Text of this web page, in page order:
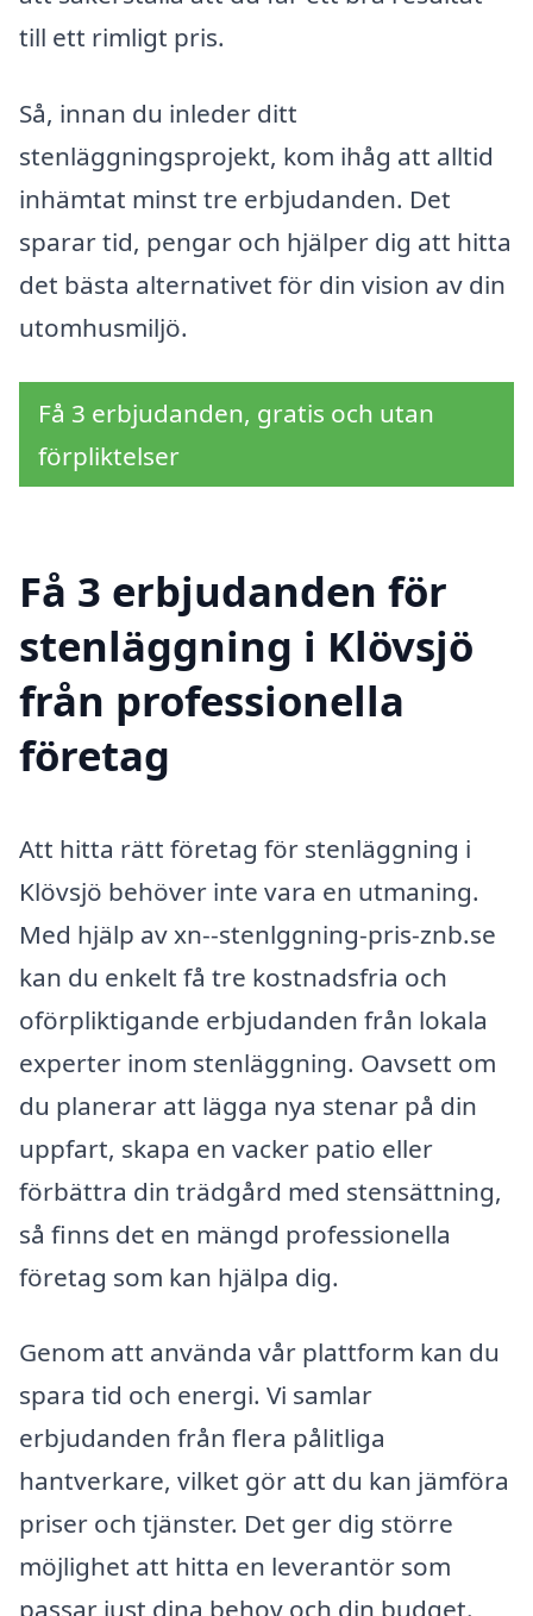
till ett rimligt pris.
Så, innan du inleder ditt
stenläggningsprojekt, kom ihåg att alltid
inhämtat minst tre erbjudanden. Det
sparar tid, pengar och hjälper dig att hitta
det bästa alternativet för din vision av din
utomhusmiljö.
Få 3 erbjudanden, gratis och utan
förpliktelser
Få 3 erbjudanden för
stenläggning i Klövsjö
från professionella
företag
Att hitta rätt företag för stenläggning i
Klövsjö behöver inte vara en utmaning.
Med hjälp av xn--stenlggning-pris-znb.se
kan du enkelt få tre kostnadsfria och
oförpliktigande erbjudanden från lokala
experter inom stenläggning. Oavsett om
du planerar att lägga nya stenar på din
uppfart, skapa en vacker patio eller
förbättra din trädgård med stensättning,
så finns det en mängd professionella
företag som kan hjälpa dig.
Genom att använda vår plattform kan du
spara tid och energi. Vi samlar
erbjudanden från flera pålitliga
hantverkare, vilket gör att du kan jämföra
priser och tjänster. Det ger dig större
möjlighet att hitta en leverantör som
passar just dina behov och din budget.